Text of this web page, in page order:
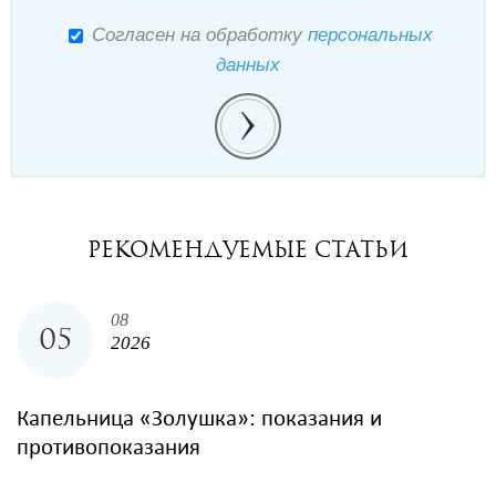
Согласен на обработку персональных
данных
РЕКОМЕНДУЕМЫЕ СТАТЬИ
05
08
2026
Капельница «Золушка»: показания и
противопоказания